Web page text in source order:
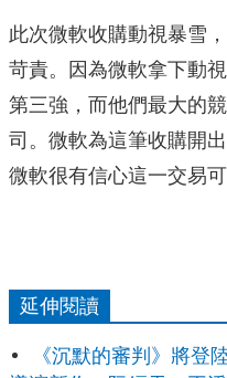
此次微軟收購動視暴雪
苛責。因為微軟拿下動
第三強，而他們最大的
司。微軟為這筆收購開
微軟很有信心這一交易
延伸閱讀
《沉默的審判》將登